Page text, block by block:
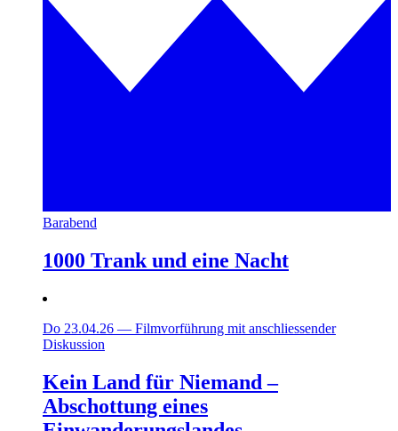
Barabend
1000 Trank und eine Nacht
Do 23.04.26 — Filmvorführung mit anschliessender
Diskussion
Kein Land für Niemand –
Abschottung eines